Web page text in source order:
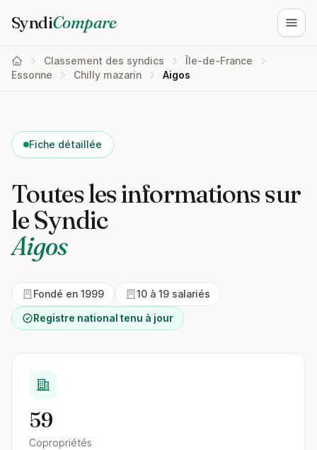
SyndiCompare
Classement des syndics
Île-de-France
Essonne
Chilly mazarin Aigos
Fiche détaillée
Toutes les informations sur
le Syndic
Aigos
Fondé en 1999
10 à 19 salariés
Registre national tenu à jour
59
Copropriétés